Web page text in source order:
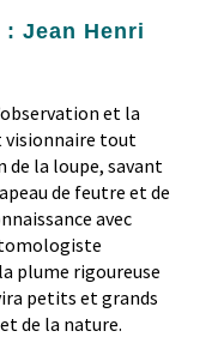
: Jean Henri
et la
visionnaire tout
la loupe, savant
de feutre et de
avec
plume rigoureuse
petits et grands
de la nature.